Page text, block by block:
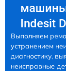
Indesit
Выполняем
устранением
диагностику,
неисправные